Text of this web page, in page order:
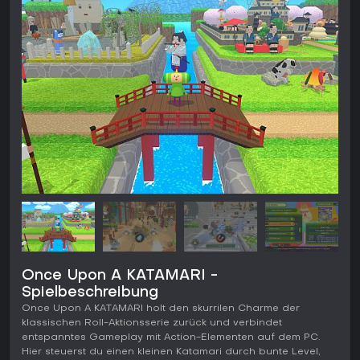
Once Upon A KATAMARI -
Spielbeschreibung
Once Upon A KATAMARI holt den skurrilen Charme der
klassischen Roll-Aktionsserie zurück und verbindet
entspanntes Gameplay mit Action-Elementen auf dem PC.
Hier steuerst du einen kleinen Katamari durch bunte Level,